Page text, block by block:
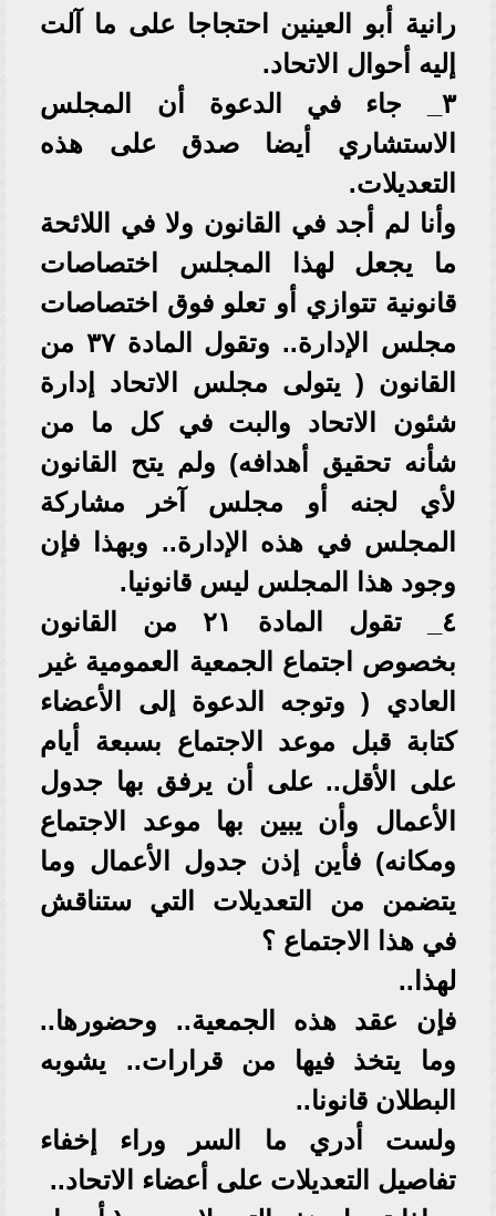
رانية أبو العينين احتجاجا على ما آلت
إليه أحوال الاتحاد.
٣_ جاء في الدعوة أن المجلس
الاستشاري أيضا صدق على هذه
التعديلات.
وأنا لم أجد في القانون ولا في اللائحة
ما يجعل لهذا المجلس اختصاصات
قانونية تتوازي أو تعلو فوق اختصاصات
مجلس الإدارة.. وتقول المادة ٣٧ من
القانون ( يتولى مجلس الاتحاد إدارة
شئون الاتحاد والبت في كل ما من
شأنه تحقيق أهدافه) ولم يتح القانون
لأي لجنه أو مجلس آخر مشاركة
المجلس في هذه الإدارة.. وبهذا فإن
وجود هذا المجلس ليس قانونيا.
٤_ تقول المادة ٢١ من القانون
بخصوص اجتماع الجمعية العمومية غير
العادي ( وتوجه الدعوة إلى الأعضاء
كتابة قبل موعد الاجتماع بسبعة أيام
على الأقل.. على أن يرفق بها جدول
الأعمال وأن يبين بها موعد الاجتماع
ومكانه) فأين إذن جدول الأعمال وما
يتضمن من التعديلات التي ستناقش
في هذا الاجتماع ؟
لهذا..
فإن عقد هذه الجمعية.. وحضورها..
وما يتخذ فيها من قرارات.. يشوبه
البطلان قانونا..
ولست أدري ما السر وراء إخفاء
تفاصيل التعديلات على أعضاء الاتحاد..